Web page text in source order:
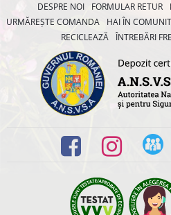
DESPRE NOI FORMULAR RETUR
URMĂREȘTE COMANDA
HAI ÎN
RECICLEAZĂ ÎNTREBĂRI